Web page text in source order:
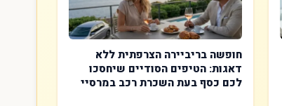
חופשה בריביירה הצרפתית ללא
דאגות: הטיפים הסודיים שיחסכו
לכם כסף בעת השכרת רכב במרסיי